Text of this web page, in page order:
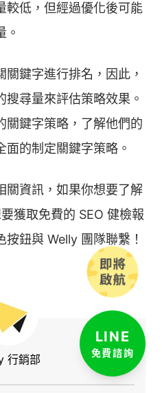
較低，但經過優化後可能
。
鍵字進行排名，因此，
尋量來評估策略效果。
關鍵字策略，了解他們的
的制定關鍵字策略。
關資訊，如果你想要了解
獲取免費的 SEO 健檢報
鈕與 Welly 團隊聯繫！
行銷部
LINE
免費諮詢